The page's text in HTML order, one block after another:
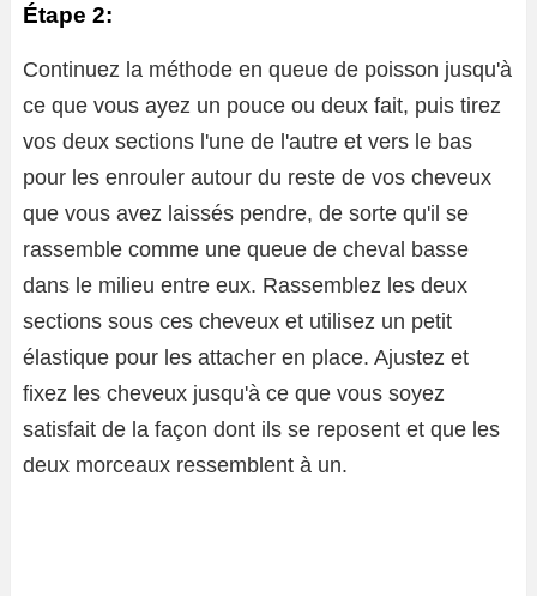
Étape 2:
Continuez la méthode en queue de poisson jusqu'à
ce que vous ayez un pouce ou deux fait, puis tirez
vos deux sections l'une de l'autre et vers le bas
pour les enrouler autour du reste de vos cheveux
que vous avez laissés pendre, de sorte qu'il se
rassemble comme une queue de cheval basse
dans le milieu entre eux. Rassemblez les deux
sections sous ces cheveux et utilisez un petit
élastique pour les attacher en place. Ajustez et
fixez les cheveux jusqu'à ce que vous soyez
satisfait de la façon dont ils se reposent et que les
deux morceaux ressemblent à un.